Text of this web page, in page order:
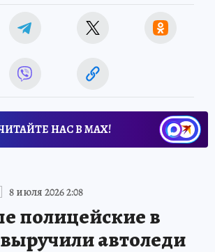
НАС В МАХ!
8 июля 2026 2:08
полицейские в
автоледи